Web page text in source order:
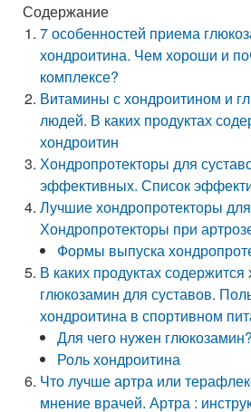
Содержание
7 особенностей приема
хондроитина. Чем хороши и
комплексе?
Витамины с хондроитином и
людей. В каких продуктах
хондроитин
Хондропротекторы для
эффективных. Список
Лучшие хондропротекторы
Хондропротекторы при
Формы выпуска
В каких продуктах содержится
глюкозамин для суставов.
хондроитина в спортивном
Для чего нужен глюкозамин?
Роль хондроитина
Что лучше артра или
мнение врачей. Артра :